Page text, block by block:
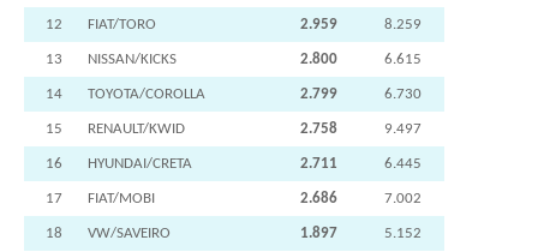
12 FIAT/TORO 2.959 8.259
13 NISSAN/KICKS 2.800 6.615
14 TOYOTA/COROLLA 2.799 6.730
15 RENAULT/KWID 2.758 9.497
16 HYUNDAI/CRETA 2.711 6.445
17 FIAT/MOBI 2.686 7.002
18 VW/SAVEIRO 1.897 5.152